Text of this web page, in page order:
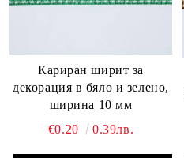
Кариран ширит за
декорация в бяло и зелено,
ширина 10 мм
€0.20
0.39лв.